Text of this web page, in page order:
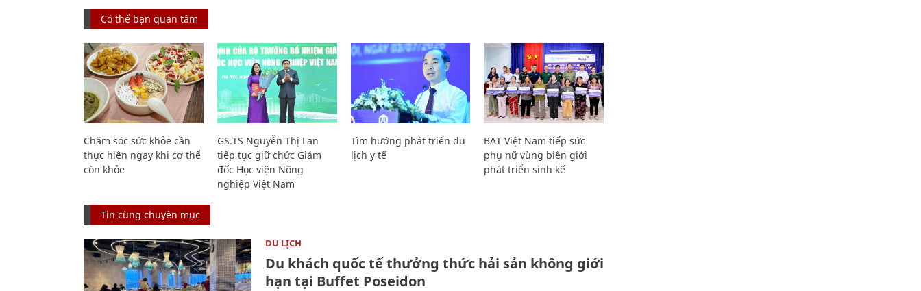
Có thể bạn quan tâm
Chăm sóc sức khỏe cần
thực hiện ngay khi cơ thể
còn khỏe
GS.TS Nguyễn Thị Lan
tiếp tục giữ chức Giám
đốc Học viện Nông
nghiệp Việt Nam
Tìm hướng phát triển du
lịch y tế
BAT Việt Nam tiếp sức
phụ nữ vùng biên giới
phát triển sinh kế
Tin cùng chuyên mục
DU LỊCH
Du khách quốc tế thưởng thức hải sản không giới
hạn tại Buffet Poseidon